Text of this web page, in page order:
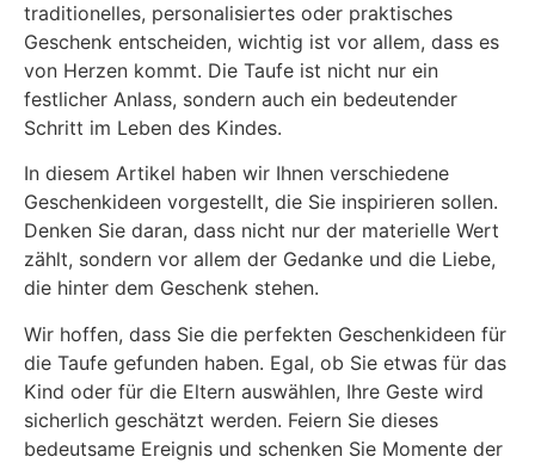
traditionelles, personalisiertes oder praktisches
Geschenk entscheiden, wichtig ist vor allem, dass es
von Herzen kommt. Die Taufe ist nicht nur ein
festlicher Anlass, sondern auch ein bedeutender
Schritt im Leben des Kindes.
In diesem Artikel haben wir Ihnen verschiedene
Geschenkideen vorgestellt, die Sie inspirieren sollen.
Denken Sie daran, dass nicht nur der materielle Wert
zählt, sondern vor allem der Gedanke und die Liebe,
die hinter dem Geschenk stehen.
Wir hoffen, dass Sie die perfekten Geschenkideen für
die Taufe gefunden haben. Egal, ob Sie etwas für das
Kind oder für die Eltern auswählen, Ihre Geste wird
sicherlich geschätzt werden. Feiern Sie dieses
bedeutsame Ereignis und schenken Sie Momente der